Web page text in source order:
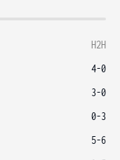
H2H
4-0
3-0
0-3
5-6